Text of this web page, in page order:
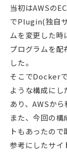
当初はAWSの
でPlugin(独自
ムを変更した
プログラムを配
した。
そこでDocker
ような構成に
あり、AWSか
また、今回の
トもあったので
参考にしたサイ